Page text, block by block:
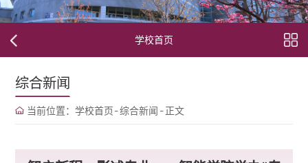
学校首页
综合新闻
当前位置： 学校首页-综合新闻 -正文